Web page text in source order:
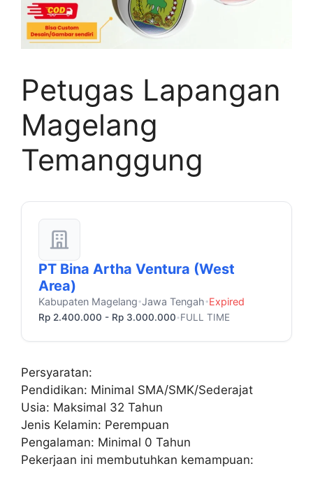
Petugas Lapangan
Magelang
Temanggung
PT Bina Artha Ventura (West
Area)
Kabupaten Magelang•Jawa Tengah•Expired
Rp 2.400.000 - Rp 3.000.000 •FULL TIME
Persyaratan:
Pendidikan: Minimal SMA/SMK/Sederajat
Usia: Maksimal 32 Tahun
Jenis Kelamin: Perempuan
Pengalaman: Minimal 0 Tahun
Pekerjaan ini membutuhkan kemampuan: